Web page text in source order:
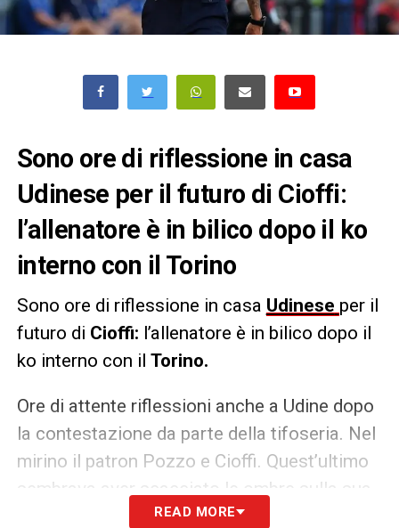
Sono ore di riflessione in casa
Udinese per il futuro di Cioffi:
l’allenatore è in bilico dopo il ko
interno con il Torino
Sono ore di riflessione in casa Udinese per il
futuro di Cioffi: l’allenatore è in bilico dopo il
ko interno con il Torino.
Ore di attente riflessioni anche a Udine dopo
la contestazione da parte della tifoseria. Nel
mirino il patron Pozzo e Cioffi. Quest’ultimo
sembrava aver scacciato le ombre sulla sua
panchina con la vittoria sulla Lazio, ma lo
READ MORE